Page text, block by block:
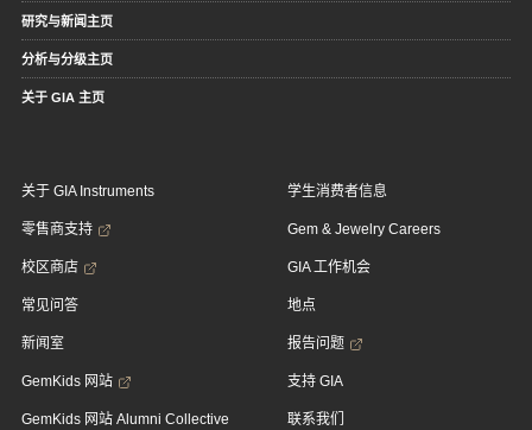
研究与新闻主页
分析与分级主页
关于 GIA 主页
关于 GIA Instruments
零售商支持
校区商店
常见问答
新闻室
GemKids 网站
GemKids 网站 Alumni Collective
学生消费者信息
Gem & Jewelry Careers
GIA 工作机会
地点
报告问题
支持 GIA
联系我们